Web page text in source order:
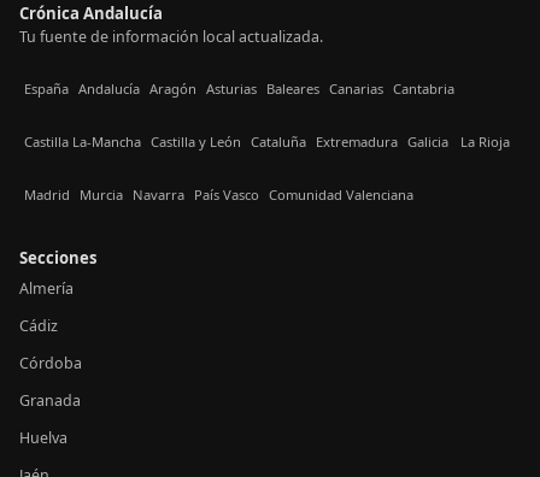
Crónica Andalucía
Tu fuente de información local actualizada.
España Andalucía Aragón Asturias Baleares Canarias Cantabria
Castilla La-Mancha Castilla y León Cataluña Extremadura Galicia La Rioja
Madrid Murcia Navarra País Vasco Comunidad Valenciana
Secciones
Almería
Cádiz
Córdoba
Granada
Huelva